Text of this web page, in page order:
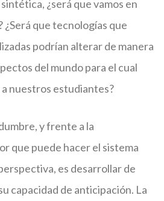
¿será que vamos en
¿Será que tecnologías que
podrían alterar de manera
del mundo para el cual
nuestros estudiantes?
y frente a la
que puede hacer el sistema
es desarrollar de
capacidad de anticipación. La